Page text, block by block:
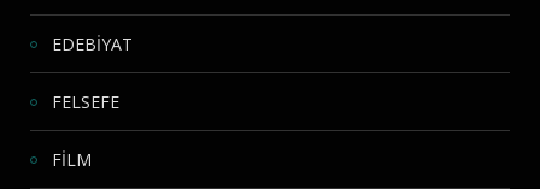
EDEBİYAT
FELSEFE
FİLM